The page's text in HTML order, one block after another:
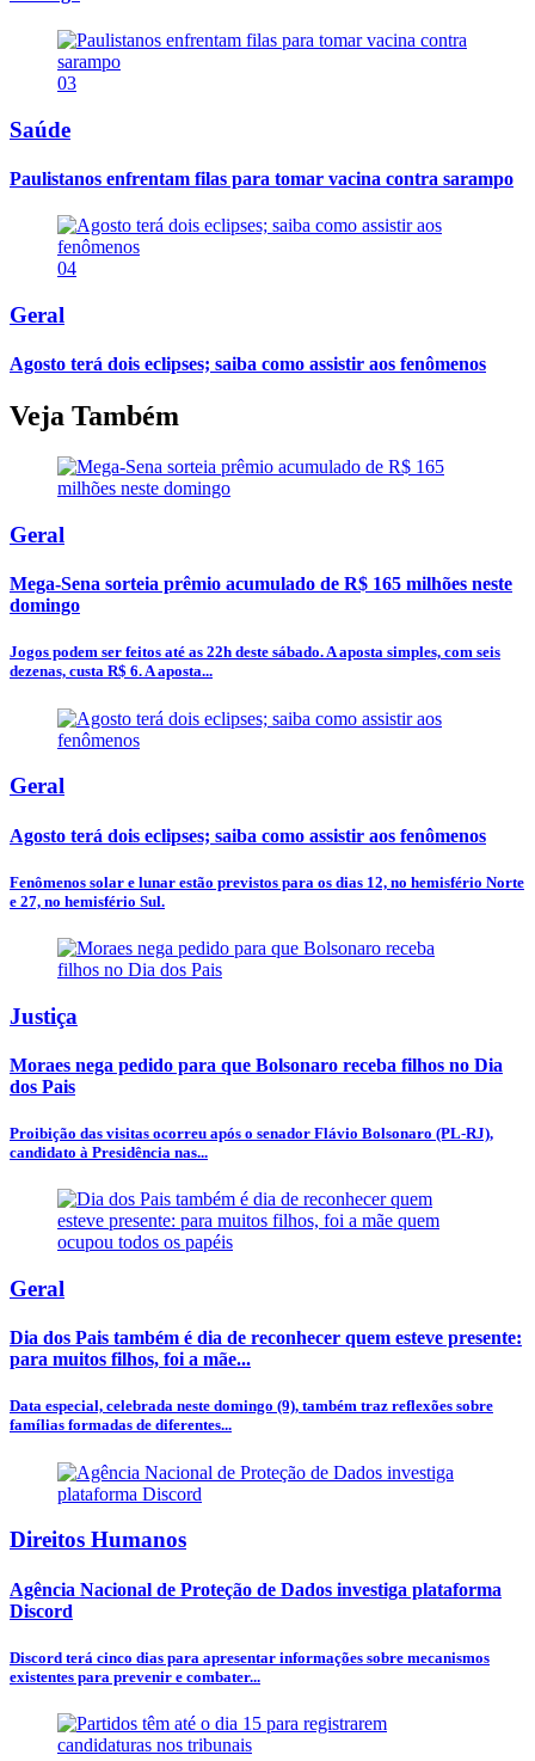
03
Saúde
Paulistanos enfrentam filas para tomar vacina contra sarampo
04
Geral
Agosto terá dois eclipses; saiba como assistir aos fenômenos
Veja Também
Geral
Mega-Sena sorteia prêmio acumulado de R$ 165 milhões neste
domingo
Jogos podem ser feitos até as 22h deste sábado. A aposta simples, com seis
dezenas, custa R$ 6. A aposta...
Geral
Agosto terá dois eclipses; saiba como assistir aos fenômenos
Fenômenos solar e lunar estão previstos para os dias 12, no hemisfério Norte
e 27, no hemisfério Sul.
Justiça
Moraes nega pedido para que Bolsonaro receba filhos no Dia
dos Pais
Proibição das visitas ocorreu após o senador Flávio Bolsonaro (PL-RJ),
candidato à Presidência nas...
Geral
Dia dos Pais também é dia de reconhecer quem esteve presente:
para muitos filhos, foi a mãe...
Data especial, celebrada neste domingo (9), também traz reflexões sobre
famílias formadas de diferentes...
Direitos Humanos
Agência Nacional de Proteção de Dados investiga plataforma
Discord
Discord terá cinco dias para apresentar informações sobre mecanismos
existentes para prevenir e combater...